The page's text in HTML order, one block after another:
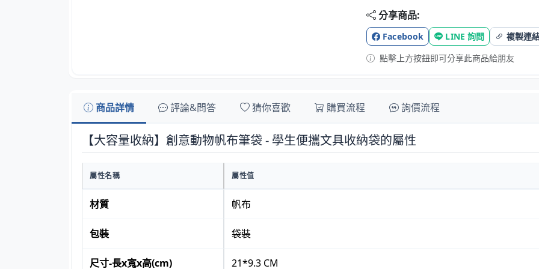
分享商品:
Facebook LINE 詢問
複製連
點擊上方按鈕即可分享此商品給朋友
商品詳情 評論&問答 猜你喜歡 購買流程 詢價流程
【大容量收納】創意動物帆布筆袋 - 學生便攜文具收納袋的屬性
屬性名稱 屬性值
材質 帆布
包裝 袋裝
尺寸-長x寬x高(cm) 21*9.3 CM